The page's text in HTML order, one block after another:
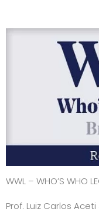
WWL – WHO’S WHO
Prof. Luiz Carlos